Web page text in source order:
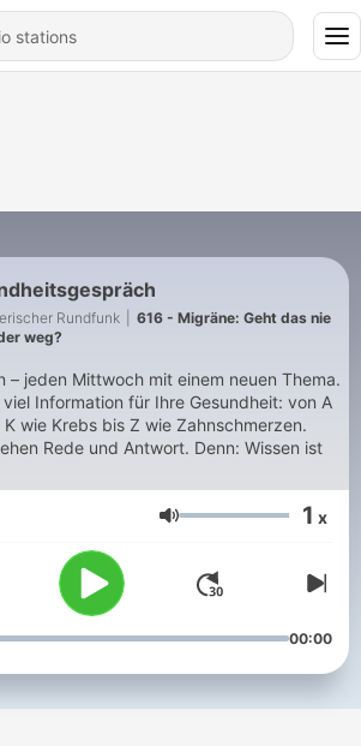
Rundfunk
616 - Migräne: Geht das nie
weg?
– jeden Mittwoch mit einem neuen Thema.
Information für Ihre Gesundheit: von A
wie Krebs bis Z wie Zahnschmerzen.
Rede und Antwort. Denn: Wissen ist
Volume 1 x
00:00